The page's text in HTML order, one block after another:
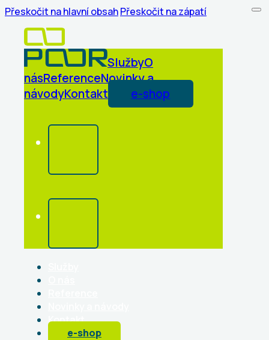
Přeskočit na hlavní obsahPřeskočit na zápatí
SlužbyO
násReferenceNovinky a
návodyKontakt e-shop
Kontakt
e-shop